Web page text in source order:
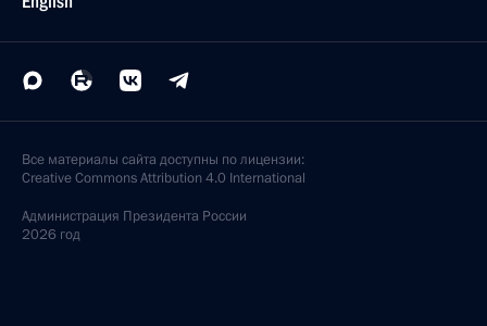
Все материалы сайта доступны по лицензии:
Creative Commons Attribution 4.0 International
Администрация Президента России
2026 год